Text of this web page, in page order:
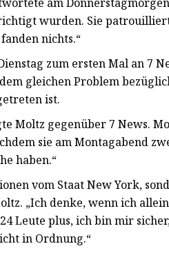
am
wurden. Sie
nichts.“
zum ersten Mal an 7
gleichen Problem
ist.
Moltz gegenüber 7 News.
sie am Montagabend
haben.“
vom Staat New York,
„Ich denke, wenn ich
Leute plus, ich bin mir
in Ordnung.“